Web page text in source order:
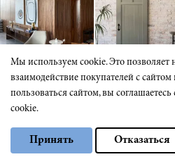
КАТАЛОГ
Входные двери
Мы используем cookie. Это позволяет
взаимодействие покупателей с
пользоваться сайтом, вы
cookie.
Минимальные
Принять Отказаться